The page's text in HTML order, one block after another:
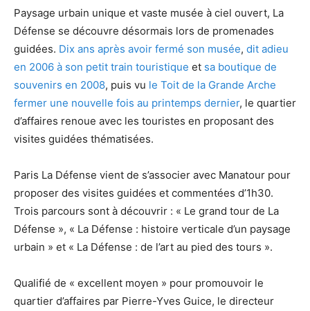
Paysage urbain unique et vaste musée à ciel ouvert, La
Défense se découvre désormais lors de promenades
guidées. Dix ans après avoir fermé son musée, dit adieu
en 2006 à son petit train touristique et sa boutique de
souvenirs en 2008, puis vu le Toit de la Grande Arche
fermer une nouvelle fois au printemps dernier, le quartier
d’affaires renoue avec les touristes en proposant des
visites guidées thématisées.
Paris La Défense vient de s’associer avec Manatour pour
proposer des visites guidées et commentées d’1h30.
Trois parcours sont à découvrir : « Le grand tour de La
Défense », « La Défense : histoire verticale d’un paysage
urbain » et « La Défense : de l’art au pied des tours ».
Qualifié de « excellent moyen » pour promouvoir le
quartier d’affaires par Pierre-Yves Guice, le directeur